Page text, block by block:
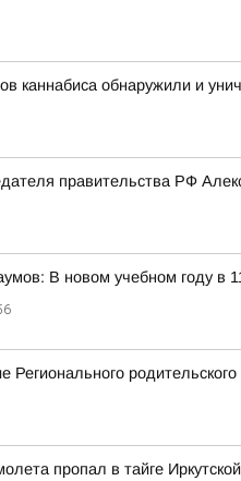
каннабиса обнаружили и
правительства РФ
В новом учебном году в
Регионального
пропал в тайге